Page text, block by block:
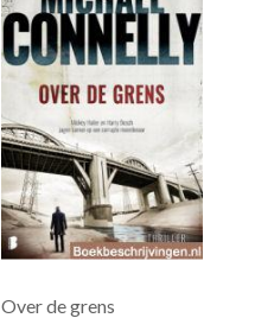
Over de grens